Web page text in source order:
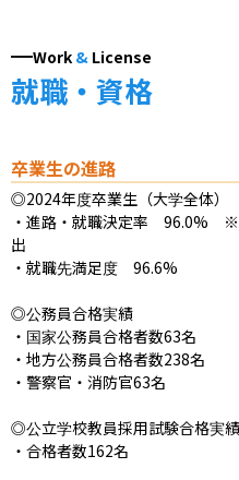
Work & License
就職・資格
卒業生の進路
◎2024年度卒業生（大学全体）
・進路・就職決定率　96.0%　
出
・就職先満足度　96.6%
◎公務員合格実績
・国家公務員合格者数63名
・地方公務員合格者数238名
・警察官・消防官63名
◎公立学校教員採用試験合格実績
・合格者数162名